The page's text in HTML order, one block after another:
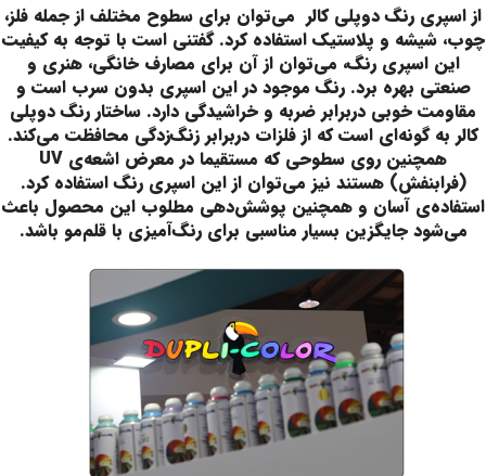
از اسپری رنگ دوپلی کالر می‌توان برای سطوح مختلف از جمله فلز،
چوب، شیشه و پلاستیک استفاده کرد. گفتنی است با توجه به کیفیت
این اسپری رنگ، می‌توان از آن برای مصارف خانگی، هنری و
صنعتی بهره برد. رنگ موجود در این اسپری بدون سرب است و
مقاومت خوبی دربرابر ضربه و خراشیدگی دارد. ساختار رنگ دوپلی
کالر به گونه‌ای است که از فلزات دربرابر زنگ‌زدگی محافظت می‌کند.
همچنین روی سطوحی که مستقیما در معرض اشعه‌ی UV
(فرابنفش) هستند نیز می‌توان از این اسپری رنگ استفاده کرد.
استفاده‌ی آسان و همچنین پوشش‌دهی مطلوب این محصول باعث
می‌شود جایگزین بسیار مناسبی برای رنگ‌آمیزی با قلم‌مو باشد.